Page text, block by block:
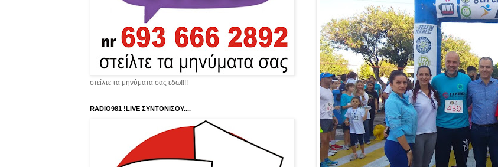
στείλτε τα μηνύματα σας εδω!!!!
RADIO981 !LIVE ΣΥΝΤΟΝΙΣΟΥ....